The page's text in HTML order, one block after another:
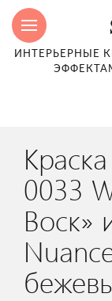
ИНТЕРЬЕРНЫЕ
0033
Воск»